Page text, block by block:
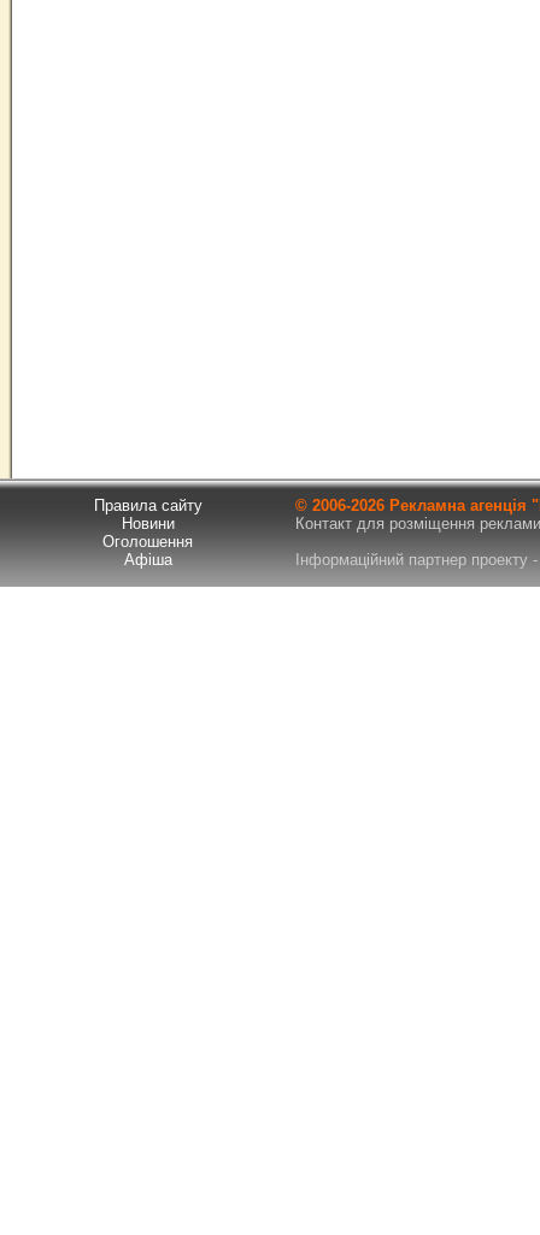
Правила сайту
Новини
Оголошення
Афіша
© 2006-2026 Рекламна
Контакт для розміщення
Інформаційний партнер проекту